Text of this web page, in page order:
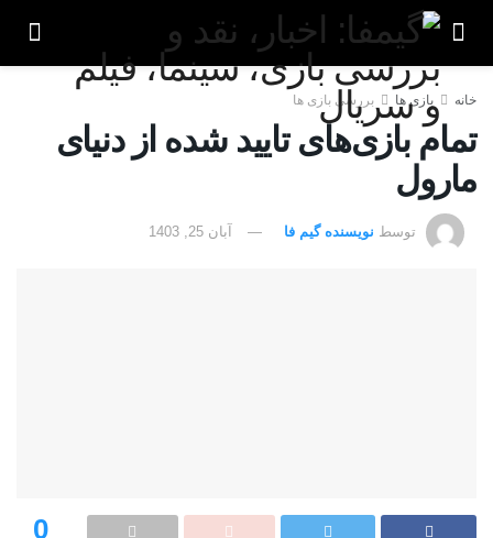
خانه بازی ها بررسی بازی ها
تمام بازی‌های تایید شده از دنیای
مارول
توسط نویسنده گیم فا آبان 25, 1403
0